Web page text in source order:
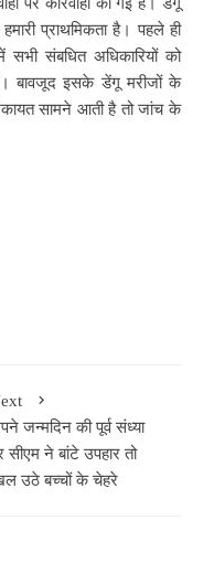
प्राथमिकता है। पहले ही
संबधित अधिकारियों को
बावजूद इसके डेंगू मरीजों के
सामने आती है तो जांच के
जन्मदिन की पूर्व संध्या
सीएम ने बांटे उपहार तो
उठे बच्चों के चेहरे